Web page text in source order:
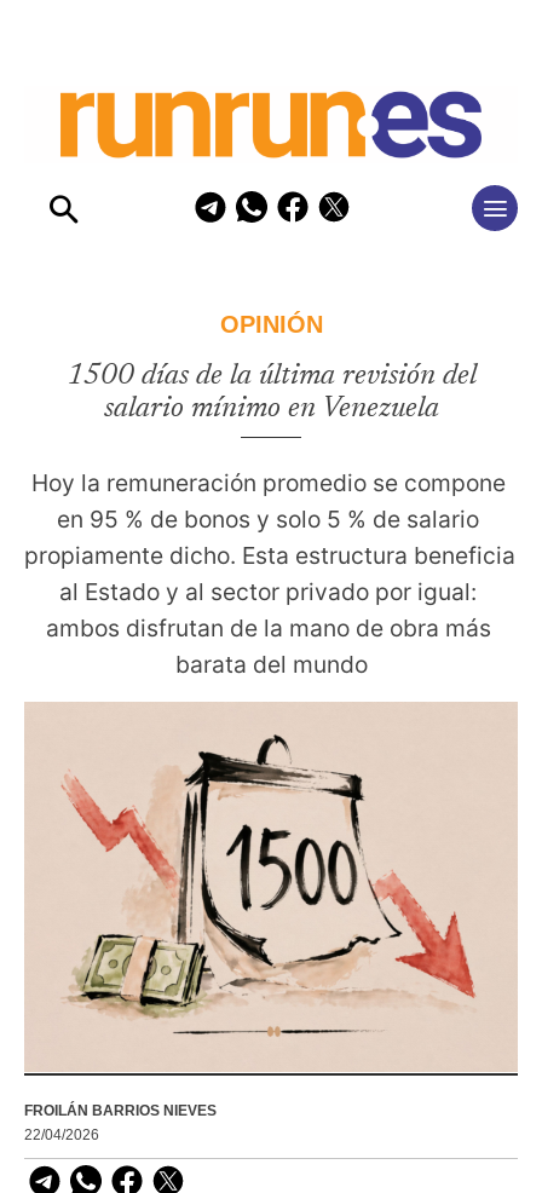
OPINIÓN
1500 días de la última revisión del
salario mínimo en Venezuela
Hoy la remuneración promedio se compone
en 95 % de bonos y solo 5 % de salario
propiamente dicho. Esta estructura beneficia
al Estado y al sector privado por igual:
ambos disfrutan de la mano de obra más
barata del mundo
FROILÁN BARRIOS NIEVES
22/04/2026